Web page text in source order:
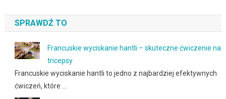
SPRAWDŹ TO
Francuskie wyciskanie hantli – skuteczne ćwiczenie na
tricepsy
Francuskie wyciskanie hantli to jedno z najbardziej efektywnych
ćwiczeń, które …